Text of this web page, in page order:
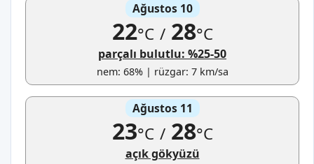
Ağustos 10
22°C /28°C
parçalı bulutlu: %25-50
nem: 68% | rüzgar: 7 km/sa
Ağustos 11
23°C /28°C
açık gökyüzü